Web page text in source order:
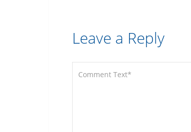
Leave a Reply